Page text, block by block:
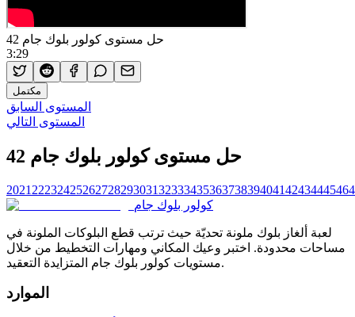
حل مستوى كولور بلوك جام 42
3:29
مكتمل
المستوى السابق
المستوى التالي
حل مستوى كولور بلوك جام 42
2021 22232425262728293031323334353637383940414243444546
كولور بلوك جام
لعبة ألغاز بلوك ملونة تحديّة حيث ترتب قطع البلوكات الملونة في
مساحات محدودة. اختبر وعيك المكاني ومهارات التخطيط من خلال
مستويات كولور بلوك جام المتزايدة التعقيد.
الموارد